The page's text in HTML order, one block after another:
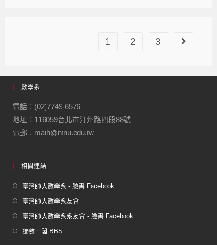
1 2 3
數學系
電話：(02)7749-6576
地址：116059台北市汀州路四段88號
電郵：math@ntnu.edu.tw
相關連結
臺灣師大數學系 - 臉書 Facebook
臺灣師大數學系友會
臺灣師大數學系系友會 - 臉書 Facebook
獨數一閣 BBS